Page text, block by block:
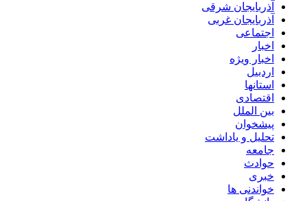
آذربایجان شرقی
آذربایجان غربی
اجتماعی
اخبار
اخبار ویژه
اردبیل
استانها
اقتصادی
بین الملل
پیشخوان
تحلیل و یاداشت
جامعه
حوادث
خبری
خواندنی ها